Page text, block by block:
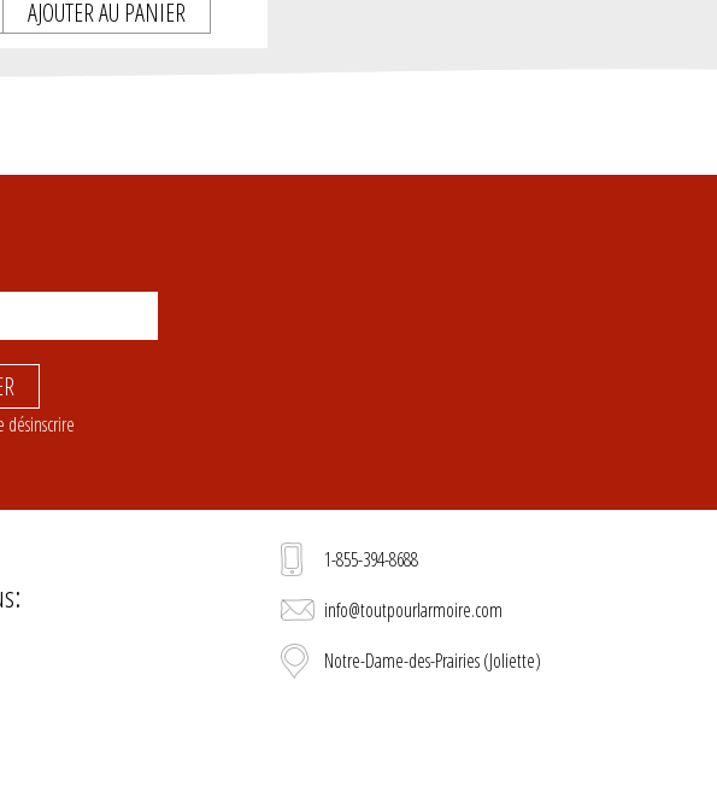
AJOUTER AU PANIER
désinscrire
1-855-394-8688
info@toutpourlarmoire.com
Notre-Dame-des-Prairies (Joliette)